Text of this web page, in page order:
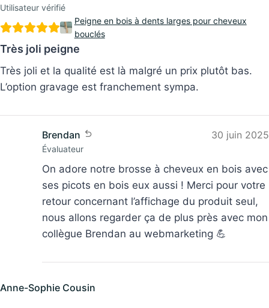
Utilisateur vérifié
17 janvier 2025
Peigne en bois à dents larges pour cheveux
bouclés
Très joli peigne
Très joli et la qualité est là malgré un prix plutôt bas.
Brendan
Évaluateur
On adore notre brosse à cheveux en bois avec
ses picots en bois eux aussi ! Merci pour votre
retour concernant l’affichage du produit seul,
nous allons regarder ça de plus près avec mon